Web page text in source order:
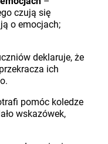
czują się
o emocjach;
deklaruje, że
ich
pomóc koledze
wskazówek,